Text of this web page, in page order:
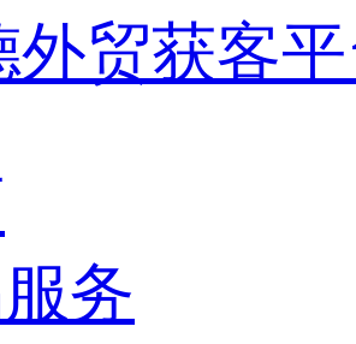
外贸获客
务